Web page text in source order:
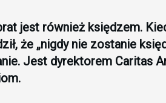
jest również księdzem.
że „nigdy nie zostanie
Jest dyrektorem Caritas